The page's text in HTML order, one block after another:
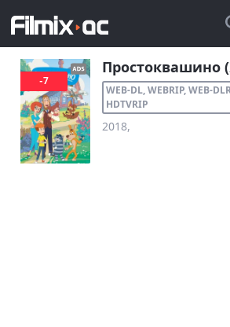
-7
Простоквашино
WEB-DL, WEBRIP, WEB-
HDTVRIP
2018,